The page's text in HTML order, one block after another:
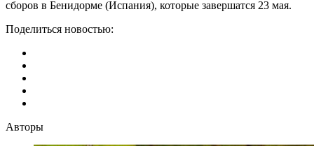
сборов в Бенидорме (Испания), которые завершатся 23 мая.
Поделиться новостью:
Авторы